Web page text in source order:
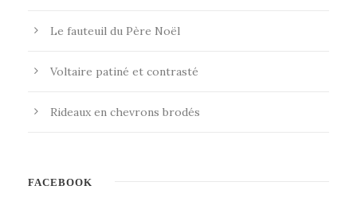
Le fauteuil du Père Noël
Voltaire patiné et contrasté
Rideaux en chevrons brodés
FACEBOOK